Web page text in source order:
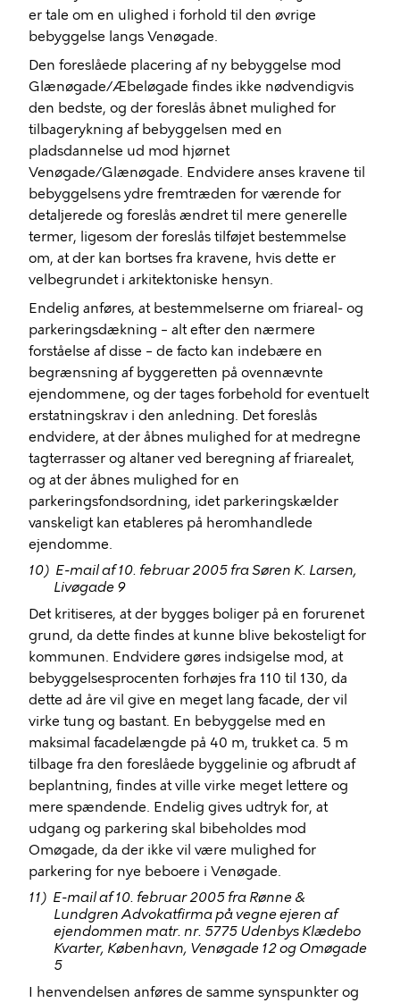
er tale om en ulighed i forhold til den øvrige
bebyggelse langs Venøgade.
Den foreslåede placering af ny bebyggelse mod
Glænøgade/Æbeløgade findes ikke nødvendigvis
den bedste, og der foreslås åbnet mulighed for
tilbagerykning af bebyggelsen med en
pladsdannelse ud mod hjørnet
Venøgade/Glænøgade. Endvidere anses kravene til
bebyggelsens ydre fremtræden for værende for
detaljerede og foreslås ændret til mere generelle
termer, ligesom der foreslås tilføjet bestemmelse
om, at der kan bortses fra kravene, hvis dette er
velbegrundet i arkitektoniske hensyn.
Endelig anføres, at bestemmelserne om friareal- og
parkeringsdækning – alt efter den nærmere
forståelse af disse – de facto kan indebære en
begrænsning af byggeretten på ovennævnte
ejendommene, og der tages forbehold for eventuelt
erstatningskrav i den anledning. Det foreslås
endvidere, at der åbnes mulighed for at medregne
tagterrasser og altaner ved beregning af friarealet,
og at der åbnes mulighed for en
parkeringsfondsordning, idet parkeringskælder
vanskeligt kan etableres på heromhandlede
ejendomme.
10) E-mail af 10. februar 2005 fra Søren K. Larsen,
Livøgade 9
Det kritiseres, at der bygges boliger på en forurenet
grund, da dette findes at kunne blive bekosteligt for
kommunen. Endvidere gøres indsigelse mod, at
bebyggelsesprocenten forhøjes fra 110 til 130, da
dette ad åre vil give en meget lang facade, der vil
virke tung og bastant. En bebyggelse med en
maksimal facadelængde på 40 m, trukket ca. 5 m
tilbage fra den foreslåede byggelinie og afbrudt af
beplantning, findes at ville virke meget lettere og
mere spændende. Endelig gives udtryk for, at
udgang og parkering skal bibeholdes mod
Omøgade, da der ikke vil være mulighed for
parkering for nye beboere i Venøgade.
11) E-mail af 10. februar 2005 fra Rønne &
Lundgren Advokatfirma på vegne ejeren af
ejendommen matr. nr. 5775 Udenbys Klædebo
Kvarter, København, Venøgade 12 og Omøgade
5
I henvendelsen anføres de samme synspunkter og